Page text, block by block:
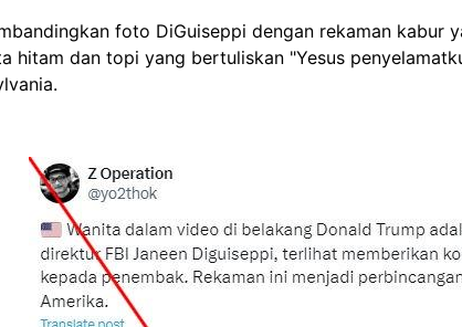
foto DiGuiseppi dengan rekaman kabur
hitam dan topi yang bertuliskan "Yesus